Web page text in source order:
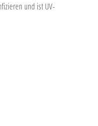
und ist UV-